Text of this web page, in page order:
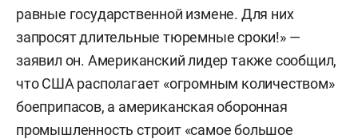
равные государственной измене. Для них
запросят длительные тюремные сроки!» —
заявил он. Американский лидер также сообщил,
что США располагает «огромным количеством»
боеприпасов, а американская оборонная
промышленность строит «самое большое